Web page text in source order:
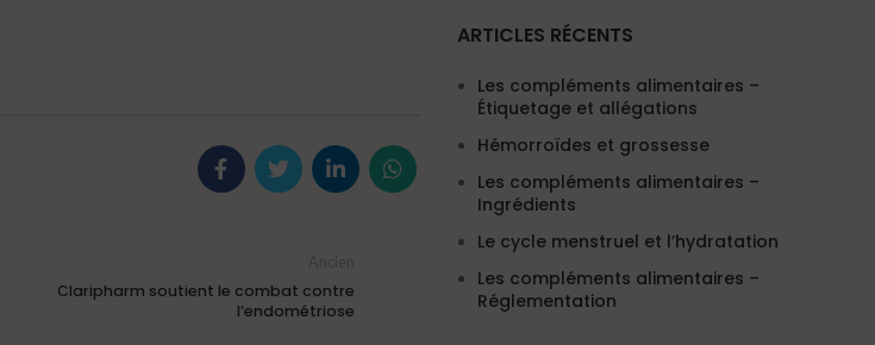
Claripharm soutient le combat contre
l’endométriose
ARTICLES RÉCENTS
Les compléments alimentaires –
Étiquetage et allégations
Hémorroïdes et grossesse
Les compléments alimentaires –
Ingrédients
Le cycle menstruel et l’hydratation
Les compléments alimentaires –
Réglementation